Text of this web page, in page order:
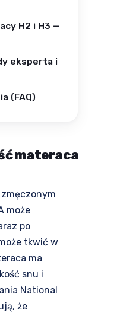
H2 i H3 —
eksperta i
(FAQ)
materaca
może
po
tkwić w
ma
snu i
National
że